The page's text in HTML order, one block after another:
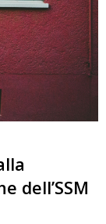
dell’SSM